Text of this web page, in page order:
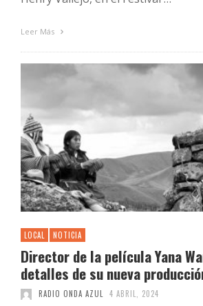
Leer Más
LOCAL NOTICIA
Director de la película Yana
detalles de su nueva
RADIO ONDA AZUL 4 ABRIL, 2024